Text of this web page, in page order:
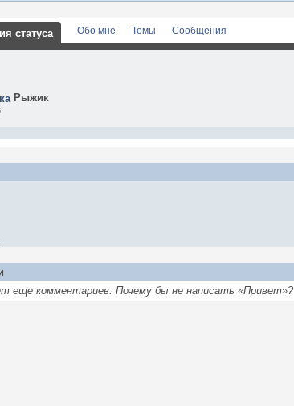
статуса Обо мне Темы Сообщения
Рыжик
еще комментариев. Почему бы не написать «Привет»?